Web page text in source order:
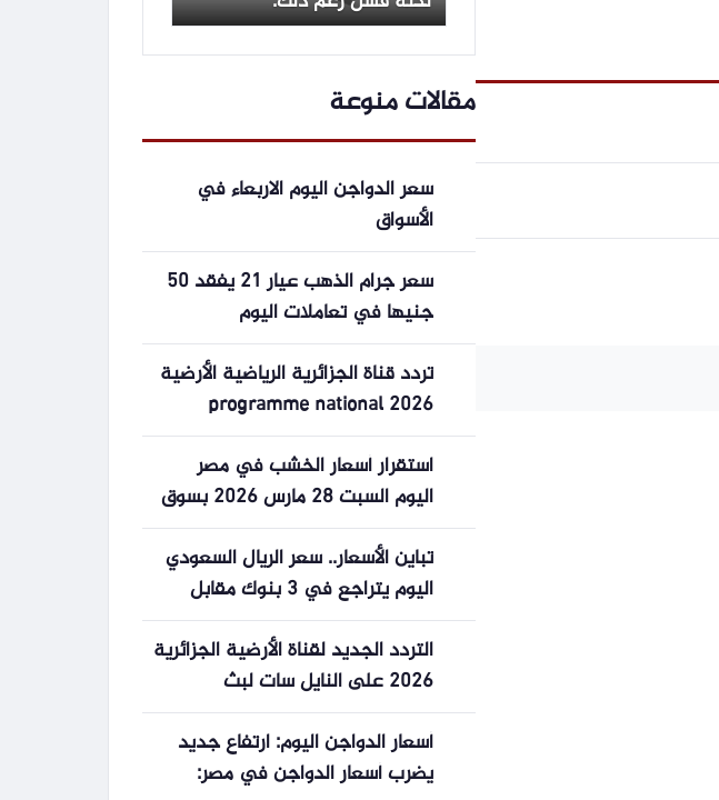
مقالات منوعة
سعر الدواجن اليوم الاربعاء في
الأسواق
سعر جرام الذهب عيار 21 يفقد 50
جنيها في تعاملات اليوم
تردد قناة الجزائرية الرياضية الأرضية
programme national 2026
استقرار أسعار الخشب في مصر
اليوم السبت 28 مارس 2026 بسوق
مواد البناء والديكور
تباين الأسعار.. سعر الريال السعودي
اليوم يتراجع في 3 بنوك مقابل
استقرار محدود
التردد الجديد لقناة الأرضية الجزائرية
2026 على النايل سات لبث
المباريات مجاناً
أسعار الدواجن اليوم: ارتفاع جديد
يضرب أسعار الدواجن في مصر: